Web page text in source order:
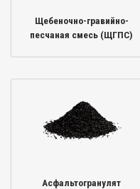
Щебеночно-гравийно-
песчаная смесь (ЩГПС)
Асфальтогранулят